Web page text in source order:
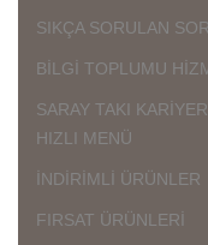
SIKÇA SORULAN
BİLGİ TOPLUMU
SARAY TAKI KARİYER
HIZLI MENÜ
İNDİRİMLİ ÜRÜNLER
FIRSAT ÜRÜNLERİ